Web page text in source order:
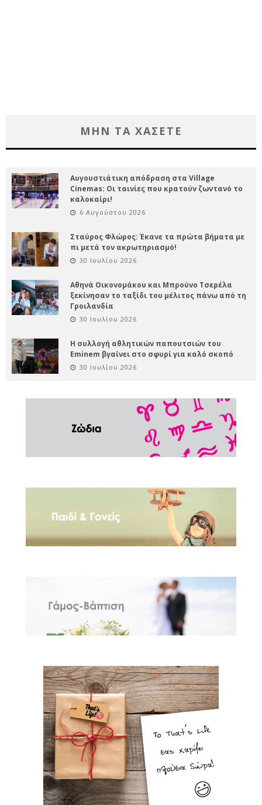
ΜΗΝ ΤΑ ΧΑΣΕΤΕ
Αυγουστιάτικη απόδραση στα Village
Cinemas: Οι ταινίες που κρατούν ζωντανό το
καλοκαίρι!
6 Αυγούστου 2026
Σταύρος Φλώρος: Έκανε τα πρώτα βήματα με
πι μετά τον ακρωτηριασμό!
30 Ιουλίου 2026
Αθηνά Οικονομάκου και Μπρούνο Τσερέλα
ξεκίνησαν το ταξίδι του μέλιτος πάνω από τη
Γροιλανδία
30 Ιουλίου 2026
Η συλλογή αθλητικών παπουτσιών του
Eminem βγαίνει στο σφυρί για καλό σκοπό
30 Ιουλίου 2026